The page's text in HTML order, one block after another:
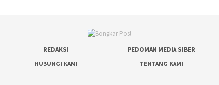
REDAKSI
PEDOMAN MEDIA SIBER
HUBUNGI KAMI
TENTANG KAMI